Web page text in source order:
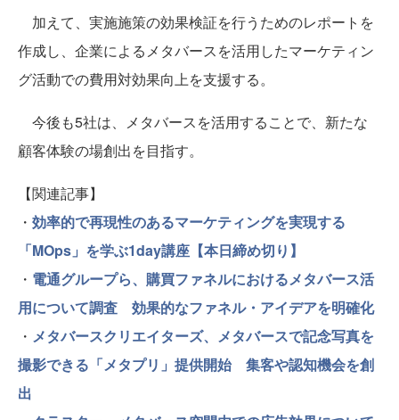
加えて、実施施策の効果検証を行うためのレポートを
作成し、企業によるメタバースを活用したマーケティン
グ活動での費用対効果向上を支援する。
今後も5社は、メタバースを活用することで、新たな
顧客体験の場創出を目指す。
【関連記事】
・ 効率的で再現性のあるマーケティングを実現する
「MOps」を学ぶ1day講座【本日締め切り】
・ 電通グループら、購買ファネルにおけるメタバース活
用について調査 効果的なファネル・アイデアを明確化
・ メタバースクリエイターズ、メタバースで記念写真を
撮影できる「メタプリ」提供開始 集客や認知機会を創
出